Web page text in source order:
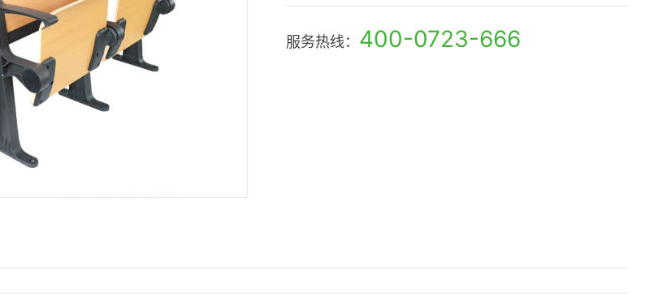
服务热线： 400-0723-666